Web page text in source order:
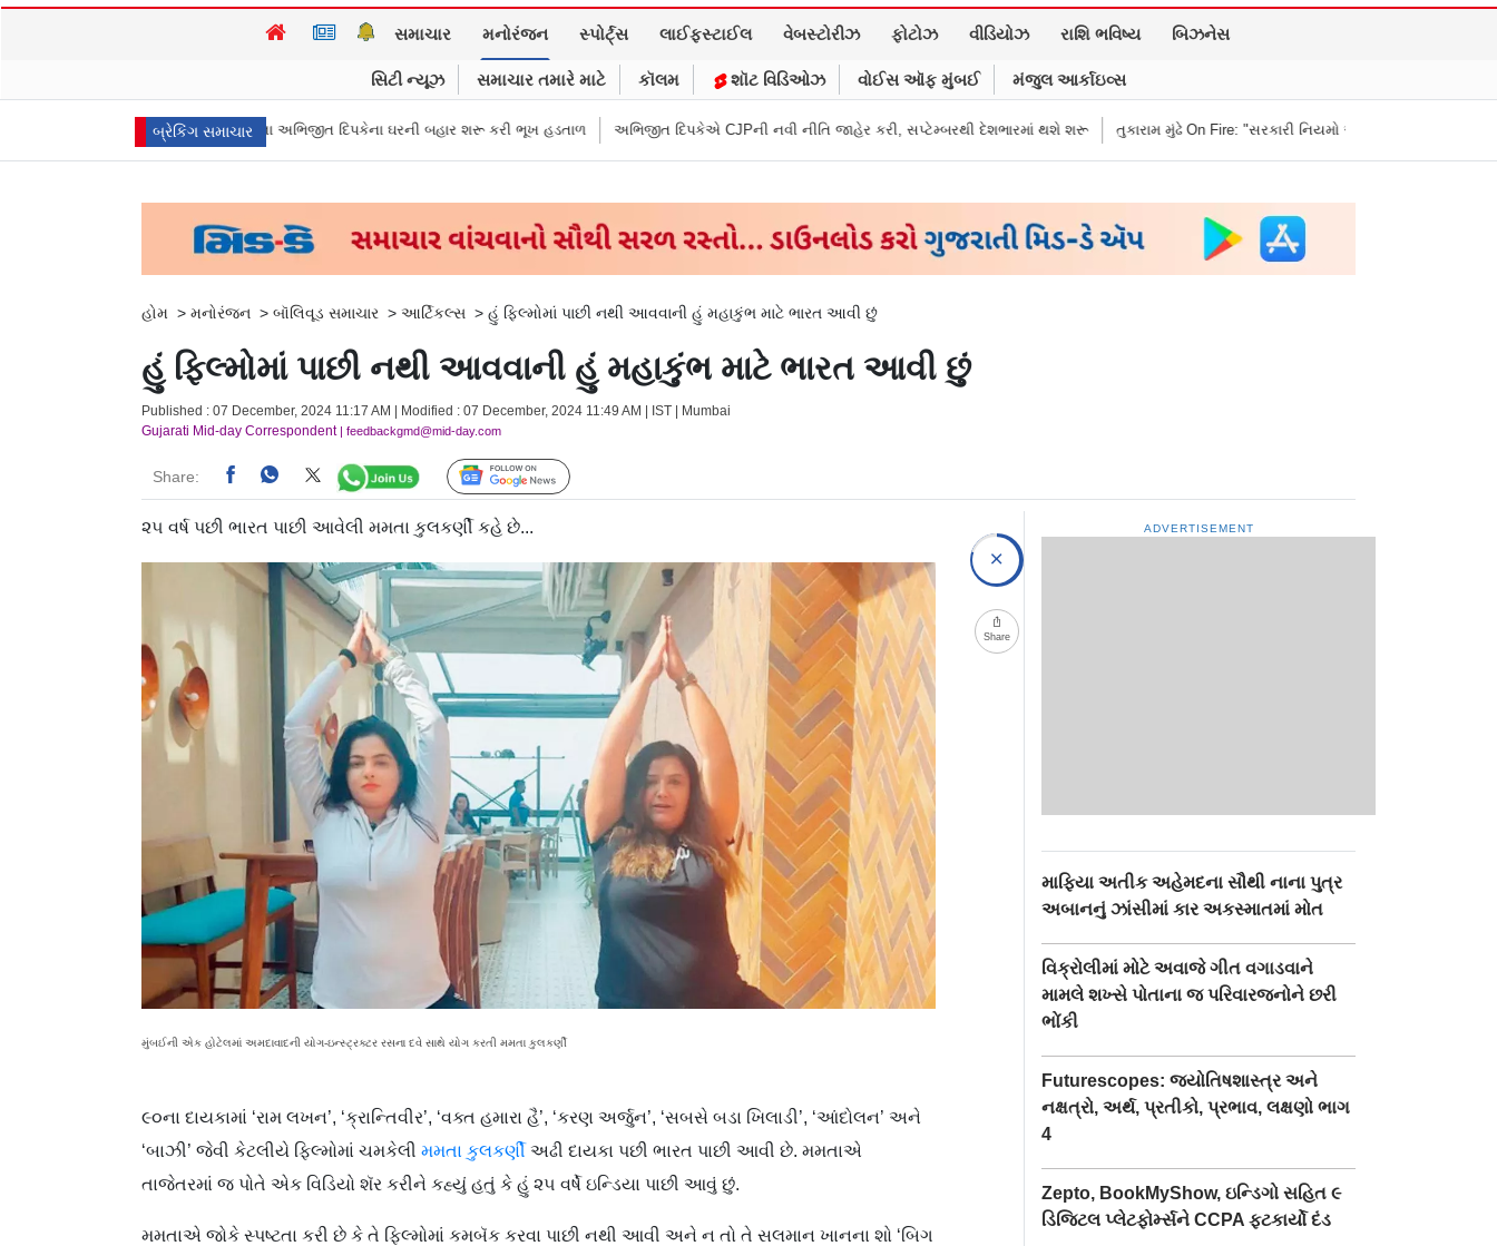
સમાચાર મનોરંજન સ્પોર્ટ્સ લાઈફસ્ટાઈલ વેબસ્ટોરીઝ ફોટોઝ વીડિયોઝ રાશિ ભવિષ્ય બિઝનેસ
સિટી ન્યૂઝ સમાચાર તમારે માટે કૉલમ શૉટ વિડિઓઝ વોઈસ ઑફ મુંબઈ મંજુલ આર્કાઇવ્સ
બ્રેકિંગ સમાચાર
નથી જોઈતા”: CJPના અભિજીત દિપકેના ઘરની બહાર શરૂ કરી ભૂખ હડતાળ અભિજીત દિપકેએ CJPની નવી નીતિ જાહેર કરી, સપ્ટેમ્બરથી દેશભારમાં થશે શરૂ તુકારામ મુંઢે On Fire: "સરકારી નિયમો અનુસાર કામ નથી કરવું તો રાજીનામું આપી દો"
હોમ > મનોરંજન > બૉલિવૂડ સમાચાર > આર્ટિકલ્સ > હું ફિલ્મોમાં પાછી નથી આવવાની હું મહાકુંભ માટે ભારત આવી છું
હું ફિલ્મોમાં પાછી નથી આવવાની હું મહાકુંભ માટે ભારત આવી છું
Published : 07 December, 2024 11:17 AM | Modified : 07 December, 2024 11:49 AM | IST | Mumbai
Gujarati Mid-day Correspondent| feedbackgmd@mid-day.com
Share: Follow Us
૨૫ વર્ષ પછી ભારત પાછી આવેલી મમતા કુલકર્ણી કહે છે...
મુંબઈની એક હોટેલમાં અમદાવાદની યોગ-ઇન્સ્ટ્રક્ટર રસના દવે સાથે યોગ કરતી મમતા કુલકર્ણી
૯૦ના દાયકામાં ‘રામ લખન’, ‘ક્રા​ન્તિવીર’, ‘વક્ત હમારા હૈ’, ‘કરણ અર્જુન’, ‘સબસે બડા ખિલાડી’, ‘આંદોલન’ અને
‘બાઝી’ જેવી કેટલીયે ફિલ્મોમાં ચમકેલી મમતા કુલકર્ણી અઢી દાયકા પછી ભારત પાછી આવી છે. મમતાએ
તાજેતરમાં જ પોતે એક વિડિયો શૅર કરીને કહ્યું હતું કે હું ૨૫ વર્ષે ઇન્ડિયા પાછી આવું છું.
મમતાએ જોકે સ્પષ્ટતા કરી છે કે તે ફિલ્મોમાં કમબૅક કરવા પાછી નથી આવી અને ન તો તે સલમાન ખાનના શો ‘બિગ
Share
ADVERTISEMENT
માફિયા અતીક અહેમદના સૌથી નાના પુત્ર
અબાનનું ઝાંસીમાં કાર અકસ્માતમાં મોત
વિક્રોલીમાં મોટે અવાજે ગીત વગાડવાને
મામલે શખ્સે પોતાના જ પરિવારજનોને છરી
ભોંકી
Futurescopes: જ્યોતિષશાસ્ત્ર અને
નક્ષત્રો, અર્થ, પ્રતીકો, પ્રભાવ, લક્ષણો ભાગ
4
Zepto, BookMyShow, ઇન્ડિગો સહિત ૯
ડિજિટલ પ્લેટફોર્મ્સને CCPA ફટકાર્યો દંડ